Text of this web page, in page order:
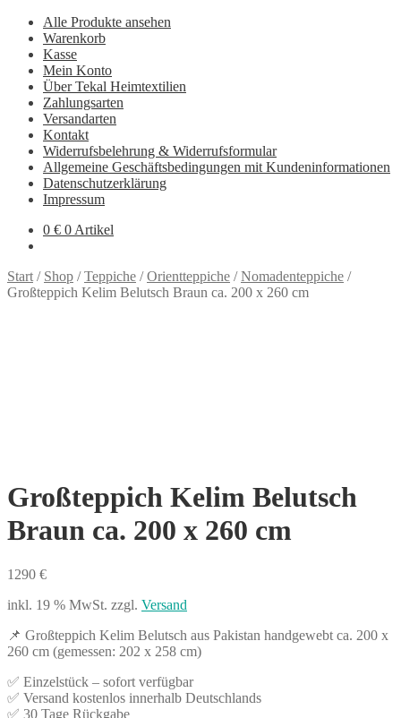
Alle Produkte ansehen
Warenkorb
Kasse
Mein Konto
Über Tekal Heimtextilien
Zahlungsarten
Versandarten
Kontakt
Widerrufsbelehrung & Widerrufsformular
Allgemeine Geschäftsbedingungen mit Kundeninformationen
Datenschutzerklärung
Impressum
0 € 0 Artikel
Start / Shop /Teppiche /Orientteppiche /Nomadenteppiche /
Großteppich Kelim Belutsch Braun ca. 200 x 260 cm
Großteppich Kelim Belutsch
Braun ca. 200 x 260 cm
1290 €
inkl. 19 % MwSt. zzgl. Versand
📌 Großteppich Kelim Belutsch aus Pakistan handgewebt ca. 200 x
260 cm (gemessen: 202 x 258 cm)
✅ Einzelstück – sofort verfügbar
✅ Versand kostenlos innerhalb Deutschlands
✅ 30 Tage Rückgabe